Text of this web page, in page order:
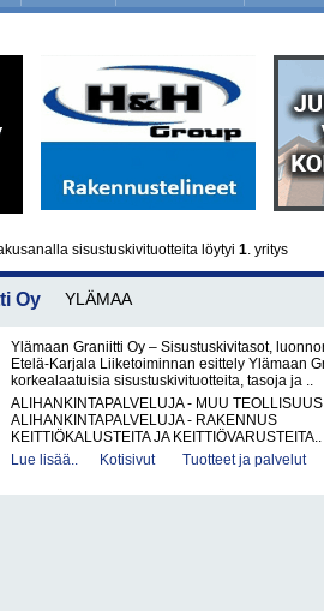
sisustuskivituotteita löytyi 1. yritys
Oy YLÄMAA
Ylämaan Graniitti Oy – Sisustuskivitasot,
Etelä-Karjala Liiketoiminnan esittely Ylämaan
korkealaatuisia sisustuskivituotteita, tasoja ja ..
ALIHANKINTAPALVELUJA - MUU TEOLLISUUS
ALIHANKINTAPALVELUJA - RAKENNUS
KEITTIÖKALUSTEITA JA KEITTIÖVARUSTEITA..
Lue lisää..
Kotisivut Tuotteet ja palvelut